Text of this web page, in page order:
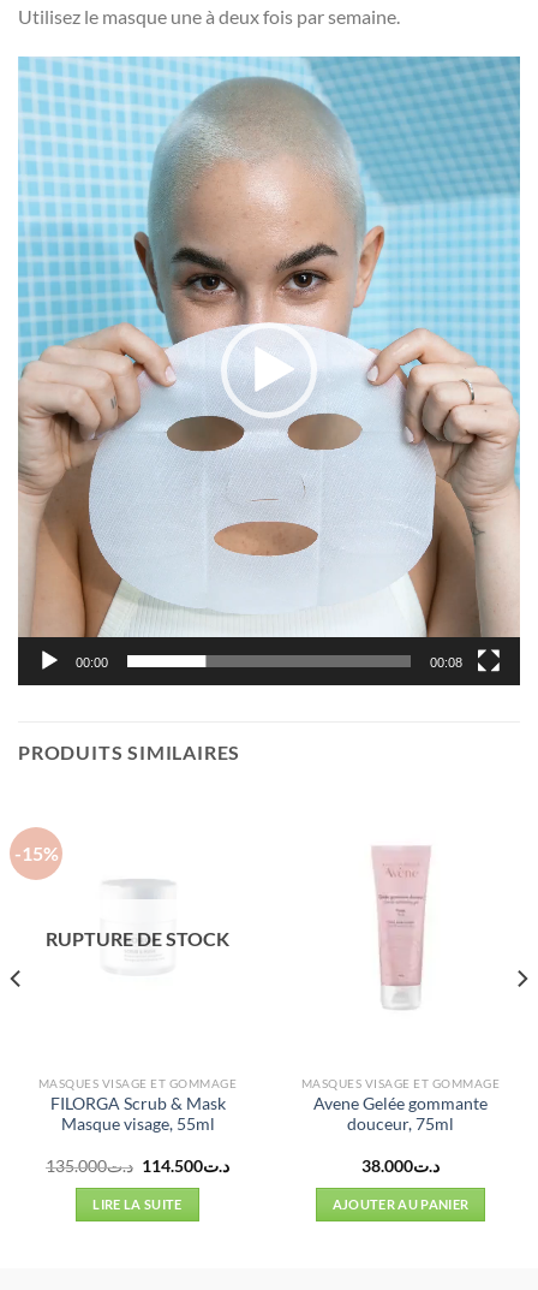
Utilisez le masque une à deux fois par semaine.
Lecteur
vidéo
00:00 00:08
PRODUITS SIMILAIRES
-15%
RUPTURE DE STOCK
MASQUES VISAGE ET GOMMAGE
FILORGA Scrub & Mask
Masque visage, 55ml
د.ت135.000
Le
initial
était :
د.ت114.500
Le
د.ت114.500.
LIRE LA SUITE
MASQUES VISAGE ET GOMMAGE
Avene Gelée gommante
douceur, 75ml
د.ت38.000
AJOUTER AU PANIER